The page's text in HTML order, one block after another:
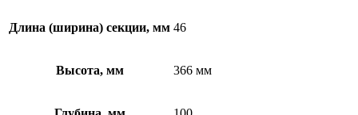
Длина (ширина) секции, мм 46
Высота, мм 366 мм